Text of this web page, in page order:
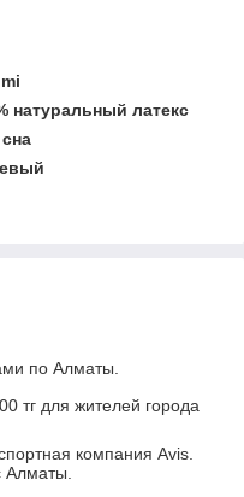
натуральный латекс
по Алматы.
тг для жителей города
компания Avis.
Алматы.